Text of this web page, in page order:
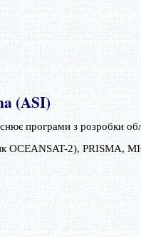
(ASI)
програми з розробки
OCEANSAT-2), PRISMA,